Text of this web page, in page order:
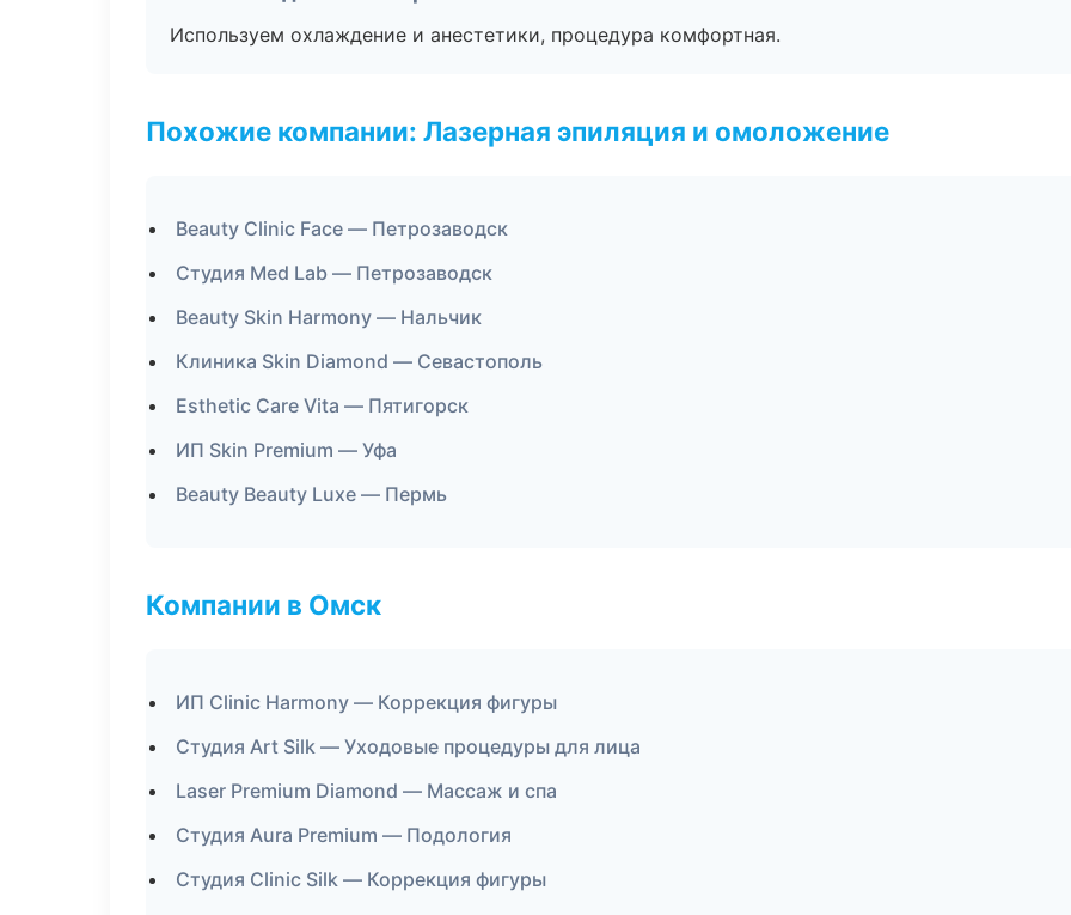
Используем охлаждение и анестетики, процедура комфортная.
Похожие компании: Лазерная эпиляция и омоложение
Beauty Clinic Face — Петрозаводск
Студия Med Lab — Петрозаводск
Beauty Skin Harmony — Нальчик
Клиника Skin Diamond — Севастополь
Esthetic Care Vita — Пятигорск
ИП Skin Premium — Уфа
Beauty Beauty Luxe — Пермь
Компании в Омск
ИП Clinic Harmony — Коррекция фигуры
Студия Art Silk — Уходовые процедуры для лица
Laser Premium Diamond — Массаж и спа
Студия Aura Premium — Подология
Студия Clinic Silk — Коррекция фигуры